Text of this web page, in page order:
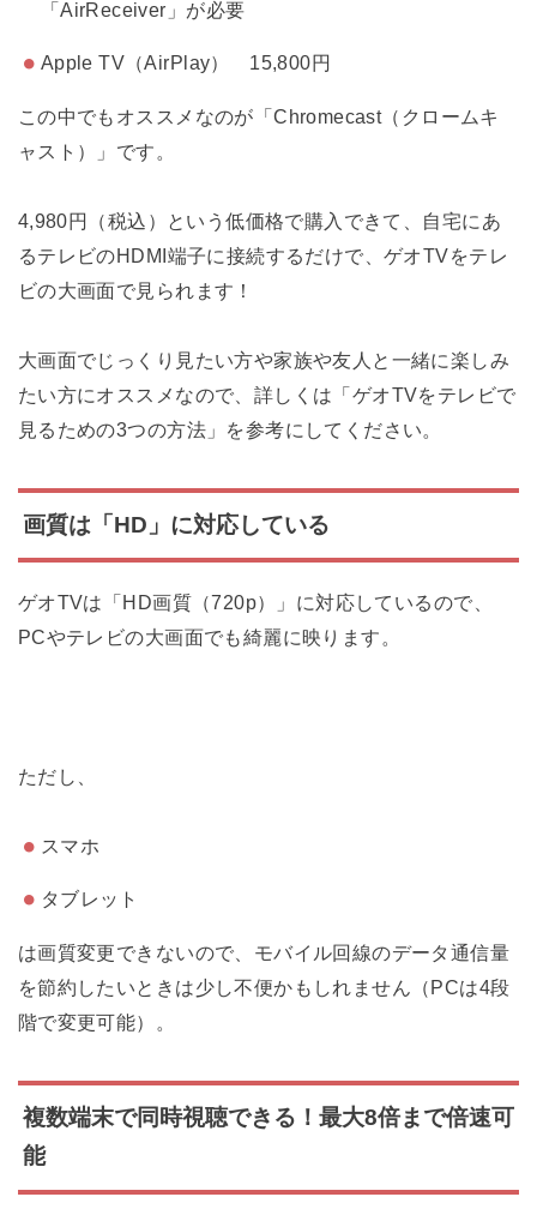
「AirReceiver」が必要
Apple TV（AirPlay） 15,800円
この中でもオススメなのが「Chromecast（クロームキ
ャスト）」です。
4,980円（税込）という低価格で購入できて、自宅にあ
るテレビのHDMI端子に接続するだけで、ゲオTVをテレ
ビの大画面で見られます！
大画面でじっくり見たい方や家族や友人と一緒に楽しみ
たい方にオススメなので、詳しくは「ゲオTVをテレビで
見るための3つの方法」を参考にしてください。
画質は「HD」に対応している
ゲオTVは「HD画質（720p）」に対応しているので、
PCやテレビの大画面でも綺麗に映ります。
ただし、
スマホ
タブレット
は画質変更できないので、モバイル回線のデータ通信量
を節約したいときは少し不便かもしれません（PCは4段
階で変更可能）。
複数端末で同時視聴できる！最大8倍まで倍速可
能